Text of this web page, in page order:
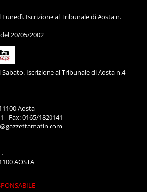
Iscrizione al Tribunale di Aosta n.
20/05/2002
Iscrizione al Tribunale di Aosta n.4
Aosta
- Fax: 0165/1820141
AOSTA